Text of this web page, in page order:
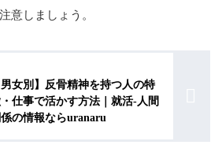
意しましょう。
男女別】反骨精神を持つ人の特
仕事で活かす方法｜就活-人間
係の情報ならuranaru